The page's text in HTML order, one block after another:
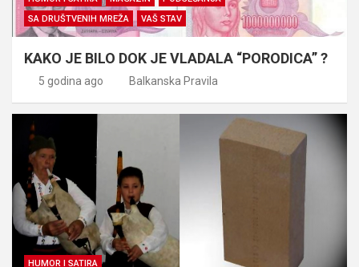
SA DRUŠTVENIH MREŽA
VAŠ STAV
KAKO JE BILO DOK JE VLADALA “PORODICA” ?
5 godina ago Balkanska Pravila
HUMOR I SATIRA